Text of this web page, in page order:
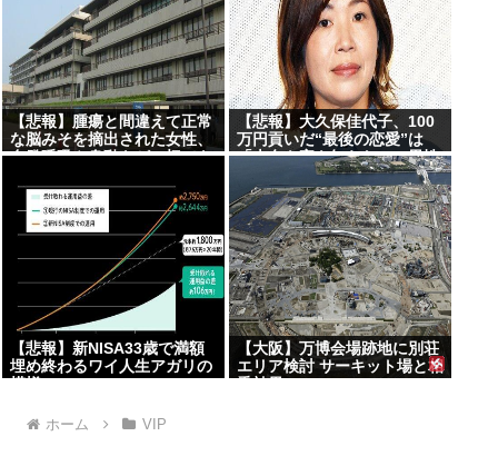
【悲報】腫瘍と間違えて正常
な脳みそを摘出された女性、
自発呼吸や身動きが一切でき
【悲報】大久保佳代子、100
万円貢いだ“最後の恋愛”は
「本名も家も知らない」男性
【悲報】新NISA33歳で満額
埋め終わるワイ人生アガリの
模様
【大阪】万博会場跡地に別荘
エリア検討 サーキット場と相
乗効果
ホーム VIP